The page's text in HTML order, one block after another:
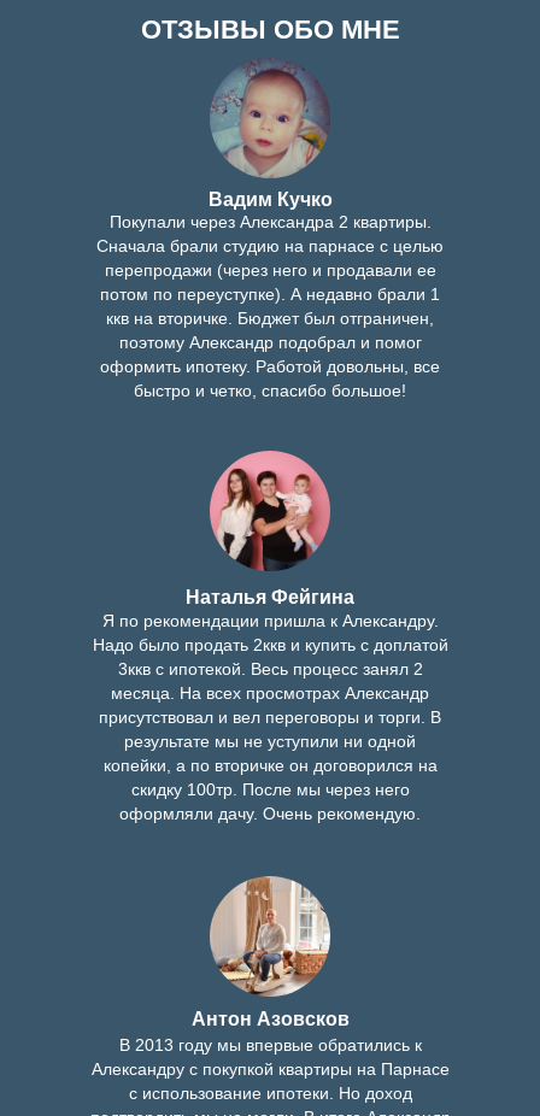
Вадим Кучко
Наталья Фейгина
Антон Азовсков
ОТЗЫВЫ ОБО МНЕ
Покупали через Александра 2 квартиры.
Сначала брали студию на парнасе с целью
перепродажи (через него и продавали ее
потом по переуступке). А недавно брали 1
ккв на вторичке. Бюджет был отграничен,
поэтому Александр подобрал и помог
оформить ипотеку. Работой довольны, все
быстро и четко, спасибо большое!
Я по рекомендации пришла к Александру.
Надо было продать 2ккв и купить с доплатой
3ккв с ипотекой. Весь процесс занял 2
месяца. На всех просмотрах Александр
присутствовал и вел переговоры и торги. В
результате мы не уступили ни одной
копейки, а по вторичке он договорился на
скидку 100тр. После мы через него
оформляли дачу. Очень рекомендую.
В 2013 году мы впервые обратились к
Александру с покупкой квартиры на Парнасе
с использование ипотеки. Но доход